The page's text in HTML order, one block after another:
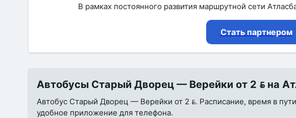
В рамках постоянного развития маршрутной сети
Стать партнером
Автобусы Старый Дворец — Верейки от 2  на
Автобус Старый Дворец — Верейки от 2 . Расписание, время в
удобное приложение для телефона.